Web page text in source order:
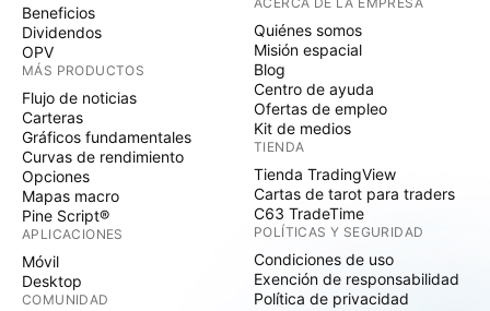
Beneficios
Dividendos
OPV
MÁS PRODUCTOS
Flujo de noticias
Carteras
Gráficos fundamentales
Curvas de rendimiento
Opciones
Mapas macro
Pine Script®
APLICACIONES
Móvil
Desktop
COMUNIDAD
Quiénes somos
Misión espacial
Blog
Centro de ayuda
Ofertas de empleo
Kit de medios
TIENDA
Tienda TradingView
Cartas de tarot para traders
C63 TradeTime
POLÍTICAS Y SEGURIDAD
Condiciones de uso
Exención de responsabilidad
Política de privacidad